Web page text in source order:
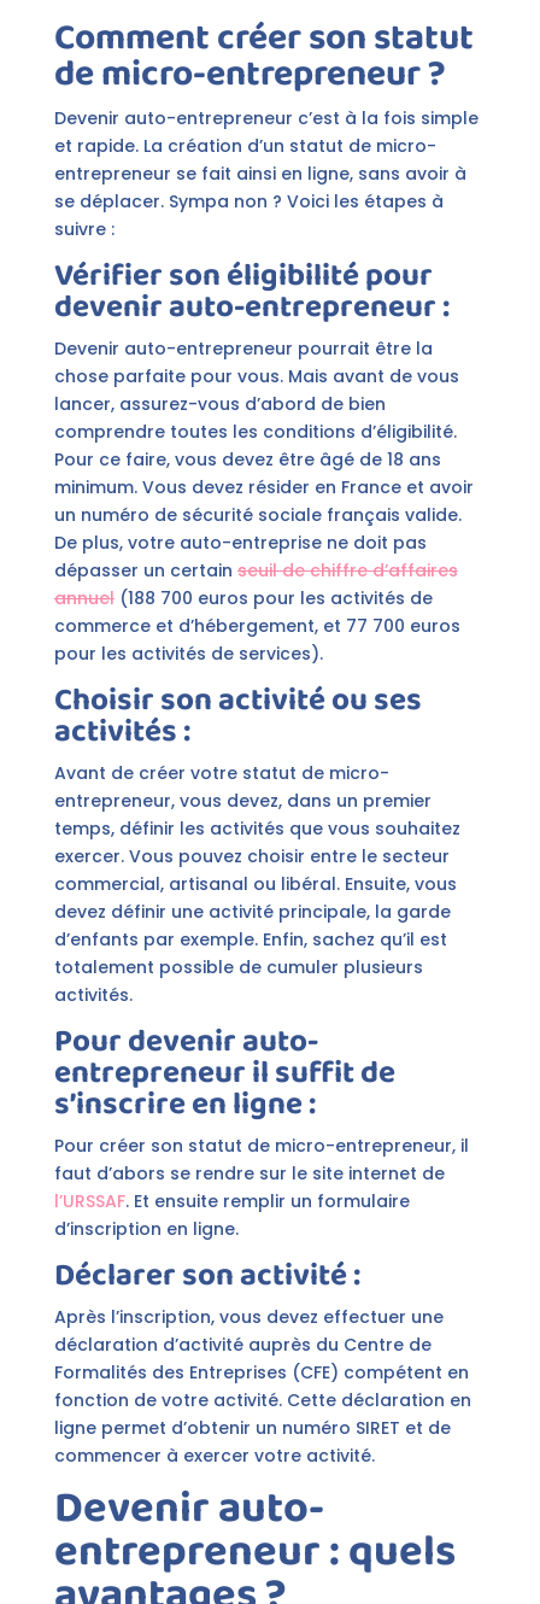
Comment créer son statut
de micro-entrepreneur ?
Devenir auto-entrepreneur c’est à la fois simple
et rapide. La création d’un statut de micro-
entrepreneur se fait ainsi en ligne, sans avoir à
se déplacer. Sympa non ? Voici les étapes à
suivre :
Vérifier son éligibilité pour
devenir auto-entrepreneur :
Devenir auto-entrepreneur pourrait être la
chose parfaite pour vous. Mais avant de vous
lancer, assurez-vous d’abord de bien
comprendre toutes les conditions d’éligibilité.
Pour ce faire, vous devez être âgé de 18 ans
minimum. Vous devez résider en France et avoir
un numéro de sécurité sociale français valide.
De plus, votre auto-entreprise ne doit pas
dépasser un certain seuil de chiffre d’affaires
annuel(188 700 euros pour les activités de
commerce et d’hébergement, et 77 700 euros
pour les activités de services).
Choisir son activité ou ses
activités :
Avant de créer votre statut de micro-
entrepreneur, vous devez, dans un premier
temps, définir les activités que vous souhaitez
exercer. Vous pouvez choisir entre le secteur
commercial, artisanal ou libéral. Ensuite, vous
devez définir une activité principale, la garde
d’enfants par exemple. Enfin, sachez qu’il est
totalement possible de cumuler plusieurs
activités.
Pour devenir auto-
entrepreneur il suffit de
s’inscrire en ligne :
Pour créer son statut de micro-entrepreneur, il
faut d’abors se rendre sur le site internet de
l’URSSAF. Et ensuite remplir un formulaire
d’inscription en ligne.
Déclarer son activité :
Après l’inscription, vous devez effectuer une
déclaration d’activité auprès du Centre de
Formalités des Entreprises (CFE) compétent en
fonction de votre activité. Cette déclaration en
ligne permet d’obtenir un numéro SIRET et de
commencer à exercer votre activité.
Devenir auto-
entrepreneur : quels